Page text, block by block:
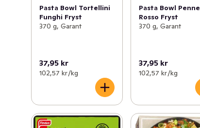
Pasta Bowl Tortellini
Funghi Fryst
370 g, Garant
37,95 kr
102,57 kr /kg
Pasta Bowl Penne
Rosso Fryst
370 g, Garant
37,95 kr
102,57 kr /kg